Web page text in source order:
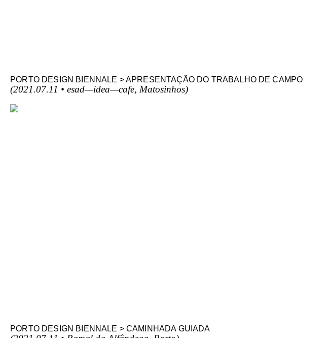
PORTO DESIGN BIENNALE > APRESENTAÇÃO DO TRABALHO DE CAMPO
(2021.07.11 • esad—idea—cafe, Matosinhos)
PORTO DESIGN BIENNALE > CAMINHADA GUIADA